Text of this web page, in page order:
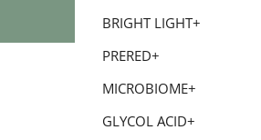
BRIGHT LIGHT+
PRERED+
MICROBIOME+
GLYCOL ACID+